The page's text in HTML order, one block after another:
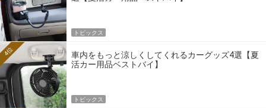
トピックス
車内をもっと涼しくしてくれるカーグッズ4選【夏
活カー用品ベストバイ】
4位
トピックス